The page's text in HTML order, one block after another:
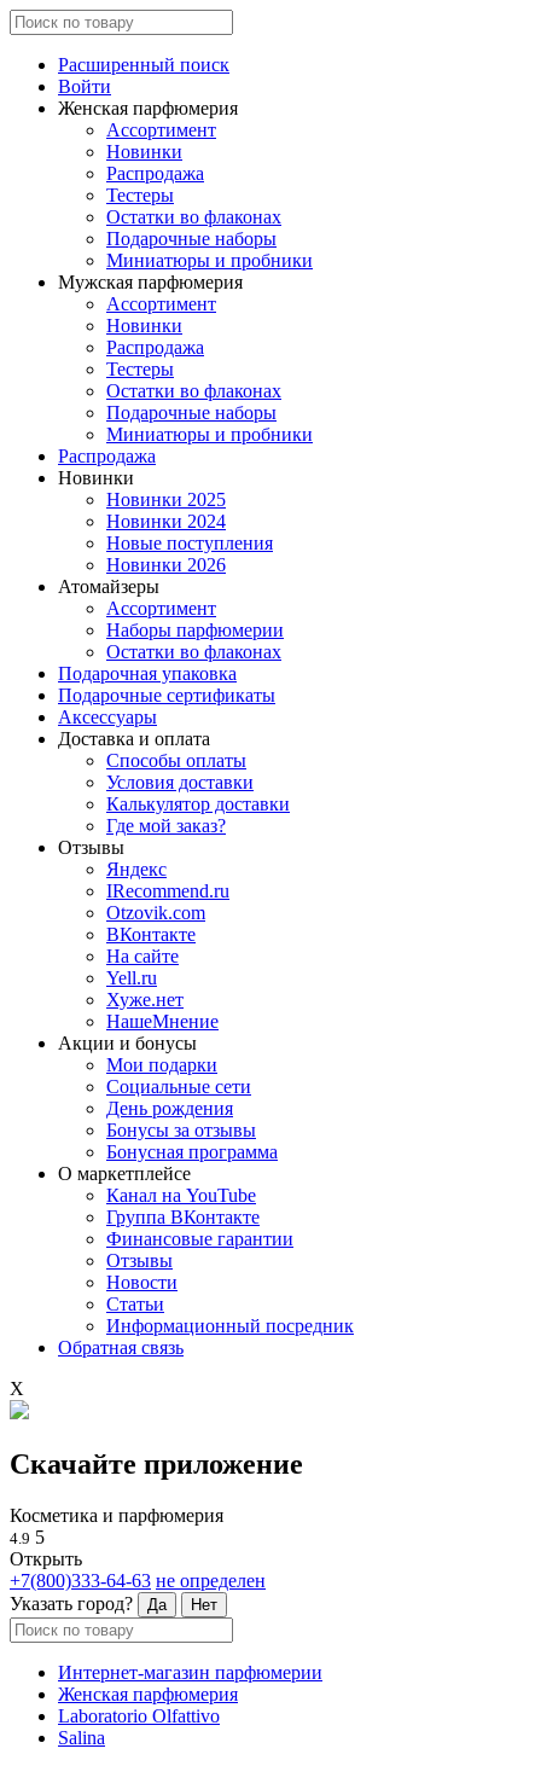
Расширенный поиск
Войти
Женская парфюмерия
Ассортимент
Новинки
Распродажа
Тестеры
Остатки во флаконах
Подарочные наборы
Миниатюры и пробники
Мужская парфюмерия
Ассортимент
Новинки
Распродажа
Тестеры
Остатки во флаконах
Подарочные наборы
Миниатюры и пробники
Распродажа
Новинки
Новинки 2025
Новинки 2024
Новые поступления
Новинки 2026
Атомайзеры
Ассортимент
Наборы парфюмерии
Остатки во флаконах
Подарочная упаковка
Подарочные сертификаты
Аксессуары
Доставка и оплата
Способы оплаты
Условия доставки
Калькулятор доставки
Где мой заказ?
Отзывы
Яндекс
IRecommend.ru
Otzovik.com
ВКонтакте
На сайте
Yell.ru
Хуже.нет
НашеМнение
Акции и бонусы
Мои подарки
Социальные сети
День рождения
Бонусы за отзывы
Бонусная программа
О маркетплейсе
Канал на YouTube
Группа ВКонтакте
Финансовые гарантии
Отзывы
Новости
Статьи
Информационный посредник
Обратная связь
X
Скачайте приложение
Косметика и парфюмерия
4.9 5
Открыть
+7(800)333-64-63 не определен
Указать город?
Да Нет
Интернет-магазин парфюмерии
Женская парфюмерия
Laboratorio Olfattivo
Salina